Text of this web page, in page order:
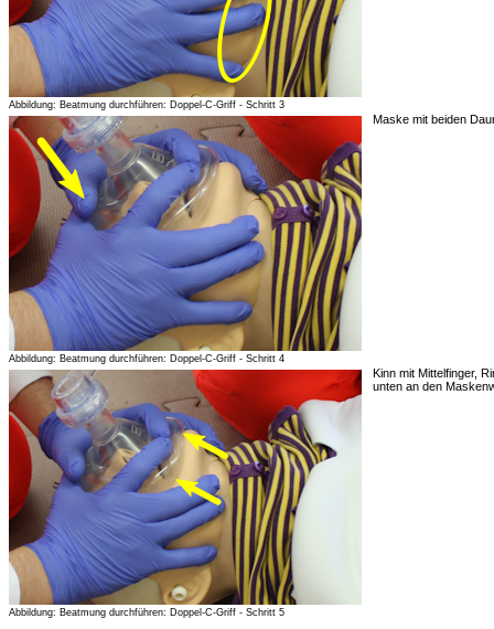
Abbildung: Beatmung durchführen: Doppel-C-Griff - Schritt 3
Abbildung: Beatmung durchführen: Doppel-C-Griff - Schritt 4
Maske mit beiden
Abbildung: Beatmung durchführen: Doppel-C-Griff - Schritt 5
Kinn mit Mittelfinger,
unten an den